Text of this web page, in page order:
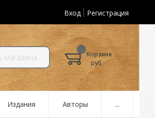
Вход Регистрация
Корзина
руб.
Издания Авторы ...